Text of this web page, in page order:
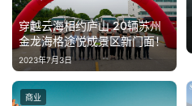
穿越云海相约庐山 20辆苏州
金龙海格途悦成景区新门面！
2023年7月3日
商业